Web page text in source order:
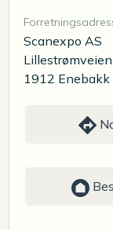
Scanexpo AS
1912 Enebakk